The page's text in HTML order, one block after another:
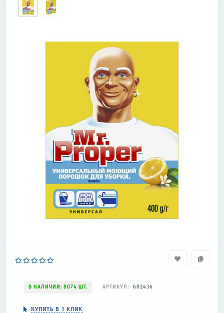
В НАЛИЧИИ: 8074 ШТ. АРТИКУЛ: 602436
КУПИТЬ В 1 КЛИК